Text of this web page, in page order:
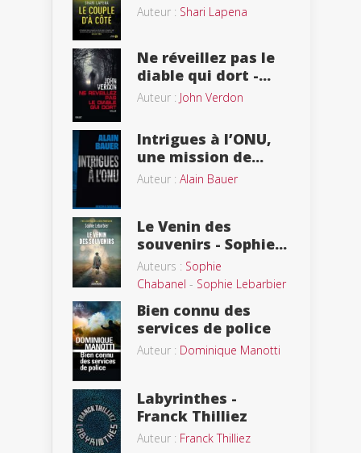
Auteur : Shari Lapena
Ne réveillez pas le
diable qui dort -...
Auteur : John Verdon
Intrigues à l’ONU,
une mission de...
Auteur : Alain Bauer
Le Venin des
souvenirs - Sophie...
Auteurs : Sophie
Chabanel - Sophie Lebarbier
Bien connu des
services de police
Auteur : Dominique Manotti
Labyrinthes -
Franck Thilliez
Auteur : Franck Thilliez